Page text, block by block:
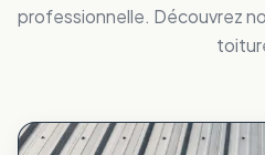
professionnelle. Découvrez